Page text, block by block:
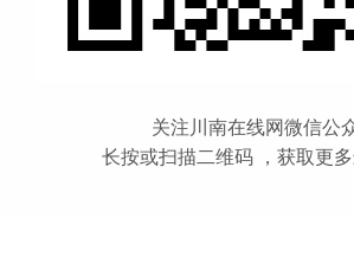
关注川南在线网微信公
长按或扫描二维码 ，获取更